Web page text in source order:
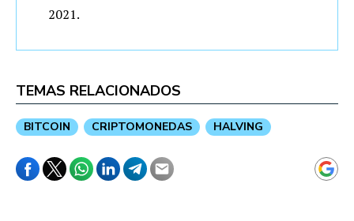
2021.
TEMAS RELACIONADOS
BITCOIN CRIPTOMONEDAS HALVING